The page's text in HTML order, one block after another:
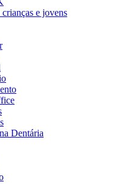
e jovens
Dentária